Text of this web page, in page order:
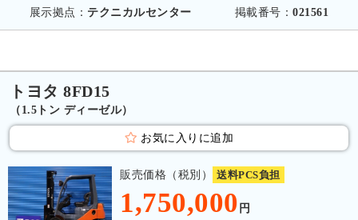
展示拠点： テクニカルセンター 掲載番号：021561
トヨタ 8FD15
（1.5トン ディーゼル）
お気に入りに追加
販売価格（税別） 送料PCS負担
1,750,000 円